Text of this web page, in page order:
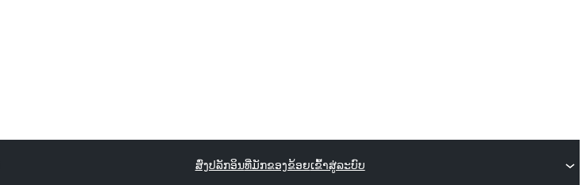
ສົ່ງປລັກອິນທີ່ມັກຂອງຂ້ອຍເຂົ້າສູ່ລະບົບ